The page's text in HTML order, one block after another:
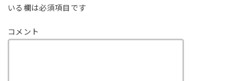
k
いる欄は必須項目です
コメント